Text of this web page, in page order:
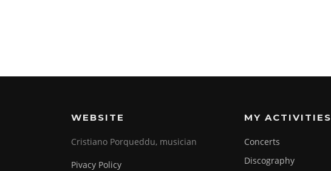
WEBSITE
Cristiano Porqueddu, musician
Pivacy Policy
MY ACTIVITIES
Concerts
Discography